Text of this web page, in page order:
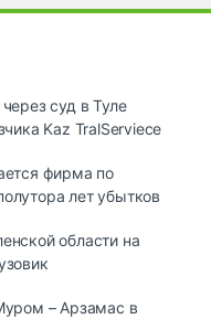
суд в Туле
Kaz TralServiece
фирма по
лет убытков
области на
– Арзамас в